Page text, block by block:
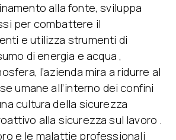
alla fonte, sviluppa
per combattere il
e utilizza strumenti di
di energia e acqua ,
l’azienda mira a ridurre al
umane all’interno dei confini
cultura della sicurezza
alla sicurezza sul lavoro .
e le malattie professionali